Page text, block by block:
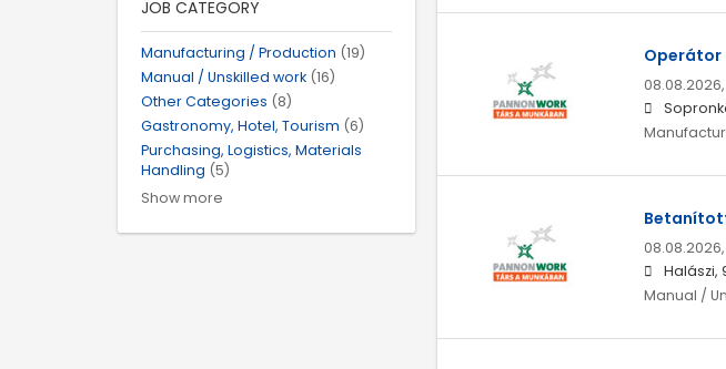
Operátor
08.08.2026,
08.08.2026,
Halászi,
Manual /
JOB CATEGORY
Manufacturing / Production (19)
Manual / Unskilled work (16)
Other Categories (8)
Gastronomy, Hotel, Tourism (6)
Purchasing, Logistics, Materials
Handling (5)
Show more